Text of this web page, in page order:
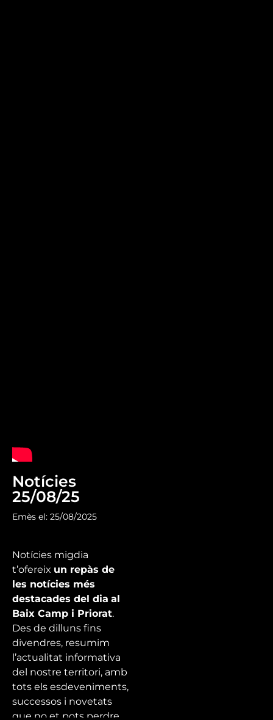
Notícies
25/08/25
Emès el: 25/08/2025
Notícies migdia
t’ofereix un repàs de
les notícies més
destacades del dia al
Baix Camp i Priorat.
Des de dilluns fins
divendres, resumim
l’actualitat informativa
del nostre territori, amb
tots els esdeveniments,
successos i novetats
que no et pots perdre.